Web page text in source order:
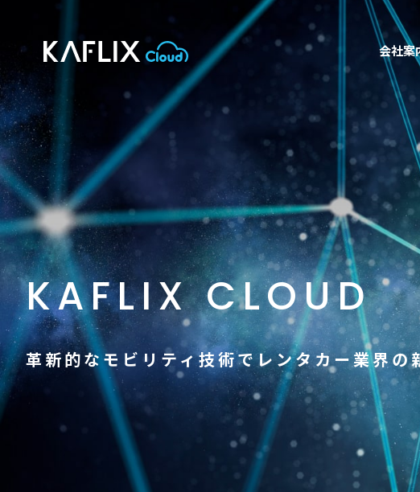
会社案
KAFLIX CLOUD
革新的なモビリティ技術でレンタカー業界の